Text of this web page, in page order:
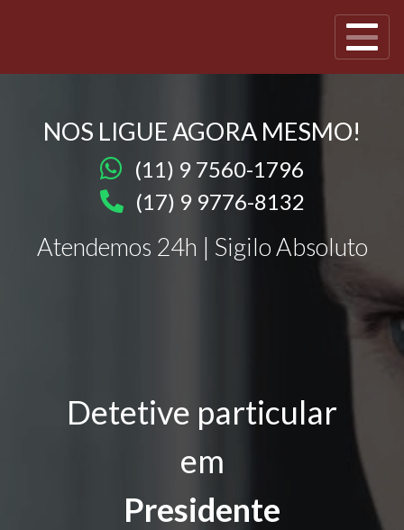
NOS LIGUE AGORA MESMO!
(11) 9 7560-1796
(17) 9 9776-8132
Atendemos 24h | Sigilo Absoluto
Detetive particular
em
Presidente